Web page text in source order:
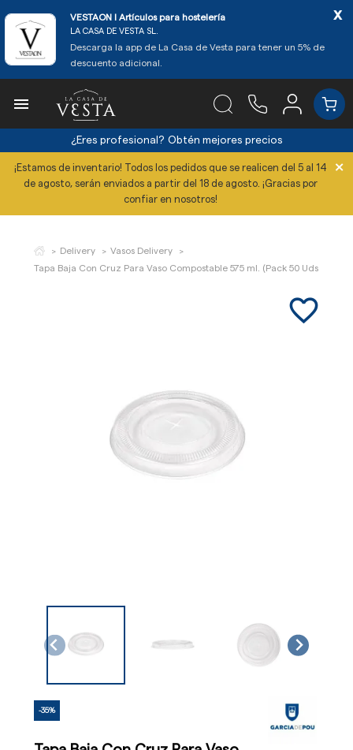
VESTAON l Artículos para hostelería
LA CASA DE VESTA SL.
Descarga la app de La Casa de Vesta para tener un 5% de
descuento adicional.
x

¿Eres profesional? Obtén mejores precios
¡Estamos de inventario! Todos los pedidos que se realicen del 5 al 14
de agosto, serán enviados a partir del 18 de agosto. ¡Gracias por
confiar en nosotros!
×
Delivery
Vasos Delivery
Tapa Baja Con Cruz Para Vaso Compostable 575 ml. (Pack 50 Uds.)
favorite_border
-35%